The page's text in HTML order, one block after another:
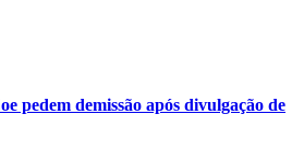
pedem demissão após divulgação de